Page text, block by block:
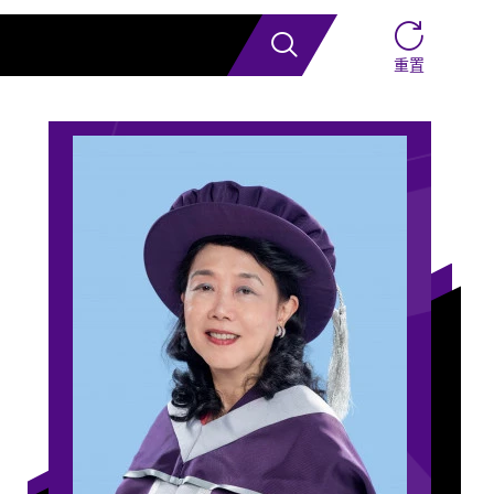
搜索
重置